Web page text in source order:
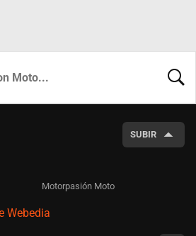
SUBIR
Motorpasión Moto
Webedia